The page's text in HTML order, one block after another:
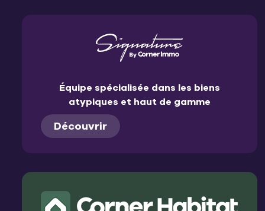
Équipe spécialisée dans les biens
atypiques et haut de gamme
Découvrir